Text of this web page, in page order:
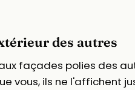
des autres
façades polies des
vous, ils ne l'affichent